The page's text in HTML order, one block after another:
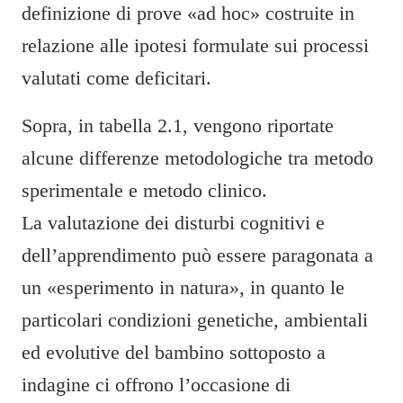
definizione di prove «ad hoc» costruite in
relazione alle ipotesi formulate sui processi
valutati come deficitari.
Sopra, in tabella 2.1, vengono riportate
alcune differenze metodologiche tra metodo
sperimentale e metodo clinico.
La valutazione dei disturbi cognitivi e
dell’apprendimento può essere paragonata a
un «esperimento in natura», in quanto le
particolari condizioni genetiche, ambientali
ed evolutive del bambino sottoposto a
indagine ci offrono l’occasione di